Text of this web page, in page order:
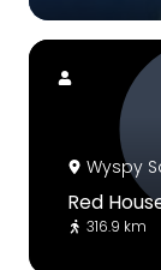
Wyspy
Red
316.9 km